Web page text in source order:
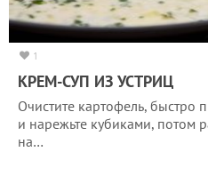
1
КРЕМ-СУП ИЗ УСТРИЦ
Очистите картофель, быстро
и нарежьте кубиками, потом
на…